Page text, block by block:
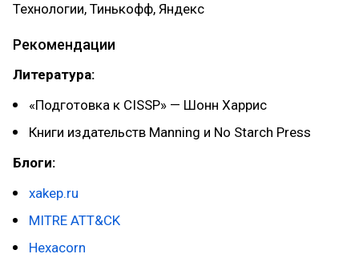
Технологии, Тинькофф, Яндекс
Рекомендации
Литература:
«Подготовка к CISSP» — Шонн Харрис
Книги издательств Manning и No Starch Press
Блоги:
xakep.ru
MITRE ATT&CK
Hexacorn